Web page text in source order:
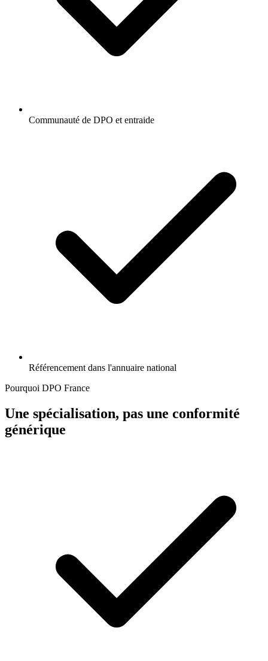
Communauté de DPO et entraide
Référencement dans l'annuaire national
Pourquoi DPO France
Une spécialisation, pas une conformité
générique